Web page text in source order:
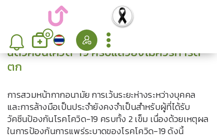
0
ฉีดวัคซีนโควิด-19 ครบแล้วยังไม่ควรการ์ด
ตก
การสวมหน้ากากอนามัย การเว้นระยะห่างระหว่างบุคคล
และการล้างมือเป็นประจำยังคงจำเป็นสำหรับผู้ที่ได้รับ
วัคซีนป้องกันโรคโควิด-19 ครบทั้ง 2 เข็ม เนื่องด้วยเหตุผล
ในการป้องกันการแพร่ระบาดของโรคโควิด-19 ดังนี้